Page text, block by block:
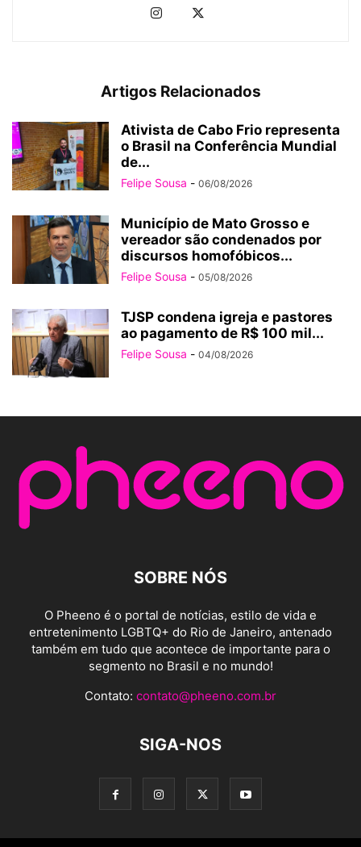
Artigos Relacionados
Ativista de Cabo Frio representa
o Brasil na Conferência Mundial
de...
Felipe Sousa - 06/08/2026
Município de Mato Grosso e
vereador são condenados por
discursos homofóbicos...
Felipe Sousa - 05/08/2026
TJSP condena igreja e pastores
ao pagamento de R$ 100 mil...
Felipe Sousa - 04/08/2026
SOBRE NÓS
O Pheeno é o portal de notícias, estilo de vida e
entretenimento LGBTQ+ do Rio de Janeiro, antenado
também em tudo que acontece de importante para o
segmento no Brasil e no mundo!
Contato: contato@pheeno.com.br
SIGA-NOS